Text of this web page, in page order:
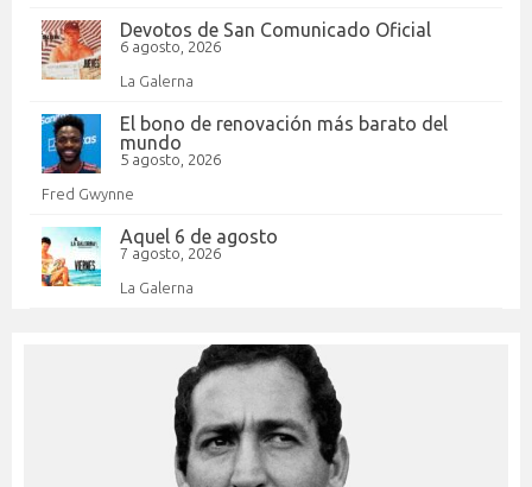
Devotos de San Comunicado Oficial
6 agosto, 2026
La Galerna
El bono de renovación más barato del
mundo
5 agosto, 2026
Fred Gwynne
Aquel 6 de agosto
7 agosto, 2026
La Galerna